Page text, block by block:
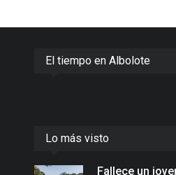
El tiempo en Albolote
Lo más visto
Fallece un